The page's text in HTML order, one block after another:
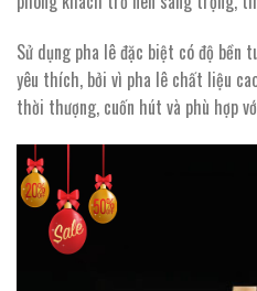
Sử dụng pha lê đặc biệt có độ bền
yêu thích, bởi vì pha lê chất liệu
thời thượng, cuốn hút và phù hợp